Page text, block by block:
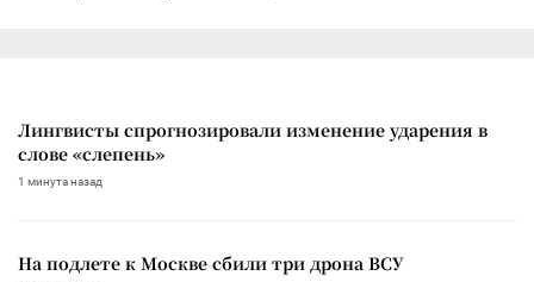
Лингвисты спрогнозировали изменение ударения в
слове «слепень»
1 минута назад
На подлете к Москве сбили три дрона ВСУ